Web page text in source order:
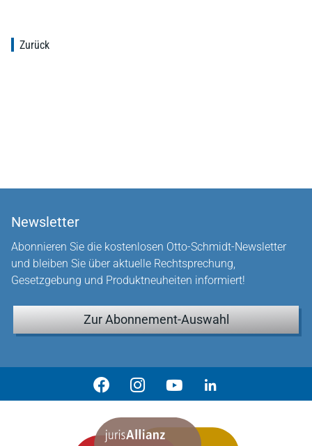
Zurück
Newsletter
Abonnieren Sie die kostenlosen Otto-Schmidt-Newsletter
und bleiben Sie über aktuelle Rechtsprechung,
Gesetzgebung und Produktneuheiten informiert!
Zur Abonnement-Auswahl